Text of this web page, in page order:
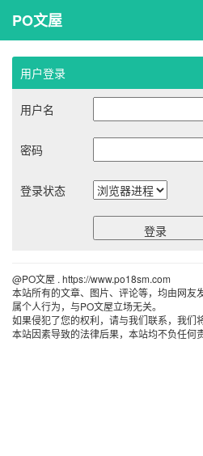
PO文屋
用户登录
用户名
密码
登录状态
@PO文屋 . https://www.po18sm.com
本站所有的文章、图片、评论等，均由网友
属个人行为，与PO文屋立场无关。
如果侵犯了您的权利，请与我们联系，我们
本站因素导致的法律后果，本站均不负任何责